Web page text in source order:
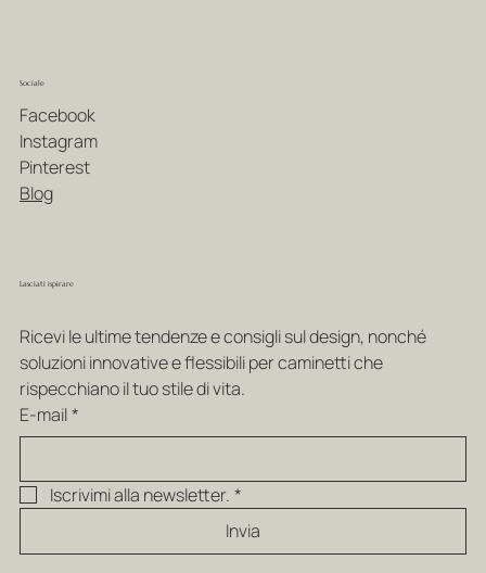
Sociale
Facebook
Instagram
Pinterest
Blog
Lasciati ispirare
Ricevi le ultime tendenze e consigli sul design, nonché
soluzioni innovative e flessibili per caminetti che
rispecchiano il tuo stile di vita.
E-mail*
Iscrivimi alla newsletter. *
Invia